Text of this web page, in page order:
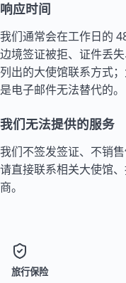
响应时间
我们通常会在工作日的
边境签证被拒、证件丢
列出的大使馆联系方式
是电子邮件无法替代的。
我们无法提供的服务
我们不签发签证、不销
请直接联系相关大使馆
商。
旅行保险